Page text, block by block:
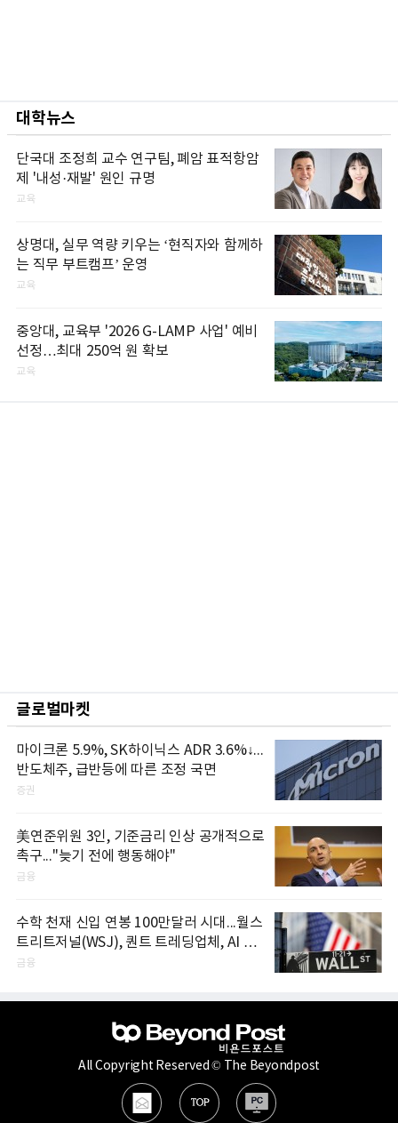
대학뉴스
단국대 조정희 교수 연구팀, 폐암 표적항암
제 '내성·재발' 원인 규명
교육
상명대, 실무 역량 키우는 ‘현직자와 함께하
는 직무 부트캠프’ 운영
교육
중앙대, 교육부 '2026 G-LAMP 사업' 예비
선정…최대 250억 원 확보
교육
글로벌마켓
마이크론 5.9%, SK하이닉스 ADR 3.6%↓...
반도체주, 급반등에 따른 조정 국면
증권
美연준위원 3인, 기준금리 인상 공개적으로
촉구..."늦기 전에 행동해야"
금융
수학 천재 신입 연봉 100만달러 시대...월스
트리트저널(WSJ), 퀀트 트레딩업체, AI 기
업들 인재 확보 경쟁
금융
All Copyright Reserved © The Beyondpost